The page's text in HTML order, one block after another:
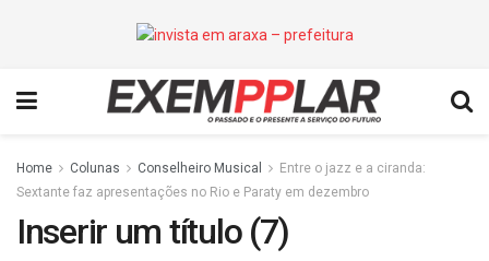
Home Colunas Conselheiro Musical
Entre o jazz e a ciranda:
Sextante faz apresentações no Rio e Paraty em dezembro
Inserir um título (7)